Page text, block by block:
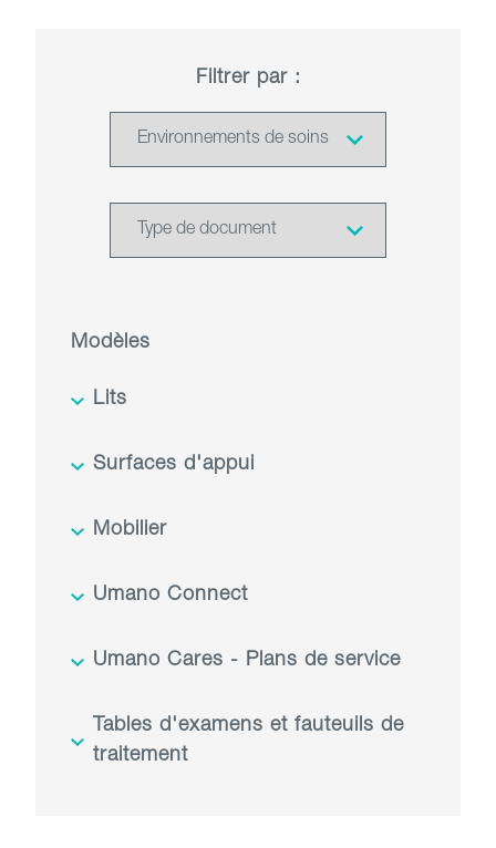
Filtrer par :
Modèles
Lits
Surfaces d'appui
Mobilier
Umano Connect
Umano Cares - Plans de service
Tables d'examens et fauteuils de
traitement